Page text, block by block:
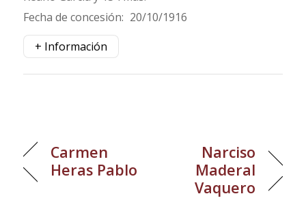
Fecha de concesión: 20/10/1916
+ Información
Carmen
Heras Pablo
Narciso
Maderal
Vaquero